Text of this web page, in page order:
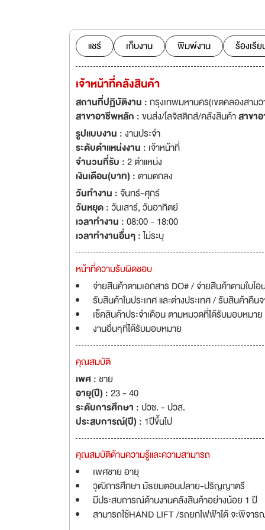
แพทย์ รวมถึงกา
เครื่องไตเทียม ธุร
เวชกรรมด้านสุขภ
สามารถช่วยในกร
เกี่ยวข้องกับระบบ
มาตรฐาน NSF
แชร์ เก็บงาน พิมพ์งาน ร้องเรี
เจ้าหน้าที่คลังสินค้า
สถานที่ปฏิบัติงาน :กรุงเทพมหานคร(เขตคลองสาม
สาขาอาชีพหลัก :ขนส่ง/โลจิสติกส์/คลังสินค้าสาขา
รูปแบบงาน :งานประจำ
ระดับตำแหน่งงาน : เจ้าหน้าที่
จำนวนที่รับ :2 ตำแหน่ง
เงินเดือน(บาท) :ตามตกลง
วันทำงาน : จันทร์-ศุกร์
วันหยุด :วันเสาร์,วันอาทิตย์
เวลาทำงาน :08:00 - 18:00
เวลาทำงานอื่นๆ :ไม่ระบุ
หน้าที่ความรับผิดชอบ
จ่ายสินค้าตามเอกสาร DO# / จ่ายสินค้าตามใบโอ
รับสินค้าในประเทศ และต่างประเทศ / รับสินค้าคืน
เช็คสินค้าประจำเดือน ตามหมวดที่ได้รับมอบหมาย
งานอื่นๆที่ได้รับมอบหมาย
คุณสมบัติ
เพศ :ชาย
อายุ(ปี) :23 - 40
ระดับการศึกษา :ปวช. - ปวส.
ประสบการณ์(ปี) : 1ปีขึ้นไป
คุณสมบัติด้านความรู้และความสามารถ
เพศชาย อายุ
วุฒิการศึกษา มัธยมตอนปลาย-ปริญญาตรี
มีประสบการณ์ด้านงานคลังสินค้าอย่างน้อย 1 ปี
สามารถใช้HAND LIFT /รถยกไฟฟ้าได้ จะพิจาร